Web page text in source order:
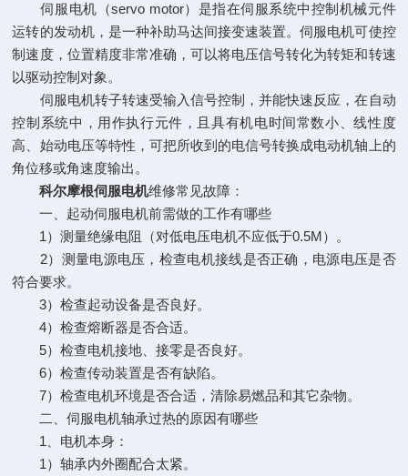
伺服电机（servo motor）是指在伺服系统中控制机械元件
运转的发动机，是一种补助马达间接变速装置。伺服电机可使控
制速度，位置精度非常准确，可以将电压信号转化为转矩和转速
以驱动控制对象。
伺服电机转子转速受输入信号控制，并能快速反应，在自动
控制系统中，用作执行元件，且具有机电时间常数小、线性度
高、始动电压等特性，可把所收到的电信号转换成电动机轴上的
角位移或角速度输出。
科尔摩根伺服电机维修常见故障：
一、起动伺服电机前需做的工作有哪些
1）测量绝缘电阻（对低电压电机不应低于0.5M）。
2）测量电源电压，检查电机接线是否正确，电源电压是否
符合要求。
3）检查起动设备是否良好。
4）检查熔断器是否合适。
5）检查电机接地、接零是否良好。
6）检查传动装置是否有缺陷。
7）检查电机环境是否合适，清除易燃品和其它杂物。
二、伺服电机轴承过热的原因有哪些
1、电机本身：
1）轴承内外圈配合太紧。